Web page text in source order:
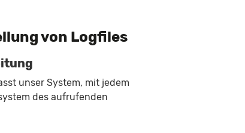
von Logfiles
unser System, mit jedem
des aufrufenden